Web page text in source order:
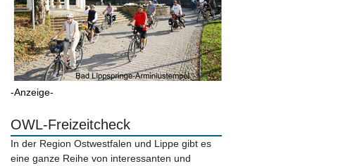
-Anzeige-
OWL-Freizeitcheck
In der Region Ostwestfalen und Lippe gibt es
eine ganze Reihe von interessanten und